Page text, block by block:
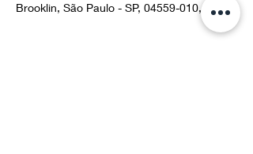
Brooklin, São Paulo - SP, 04559-010, Brasil